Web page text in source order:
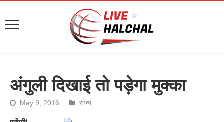
अंगुली दिखाई तो पड़ेगा मुक्का
May 9, 2016 राज्य